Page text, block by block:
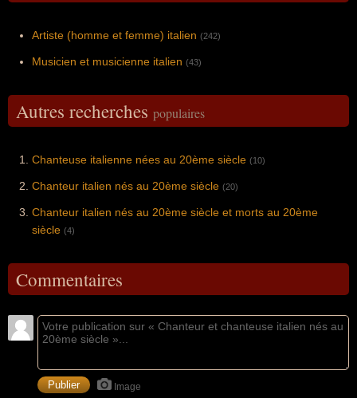
Artiste (homme et femme) italien (242)
Musicien et musicienne italien (43)
Autres recherches populaires
Chanteuse italienne nées au 20ème siècle (10)
Chanteur italien nés au 20ème siècle (20)
Chanteur italien nés au 20ème siècle et morts au 20ème
siècle (4)
Commentaires
Image